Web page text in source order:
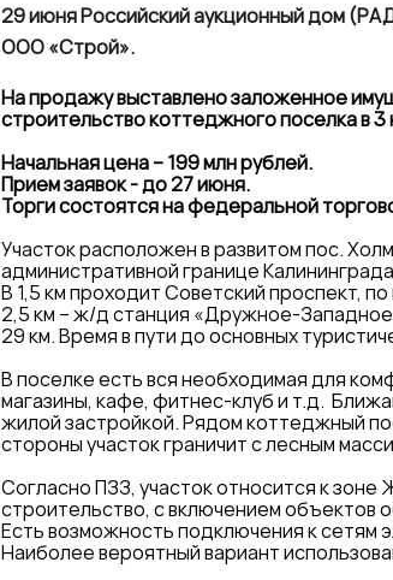
29 июня Российский аукционный дом
ООО «Строй».
На продажу выставлено заложенное
строительство коттеджного поселка в 3
Начальная цена – 199 млн рублей.
Прием заявок - до 27 июня.
Торги состоятся на федеральной
Участок расположен в развитом пос.
административной границе
В 1,5 км проходит Советский проспект,
2,5 км – ж/д станция «Дружное-
29 км. Время в пути до основных
В поселке есть вся необходимая для
магазины, кафе, фитнес-клуб и т.д.
жилой застройкой. Рядом коттеджный
стороны участок граничит с лесным
Согласно ПЗЗ, участок относится к
строительство, с включением объектов
Есть возможность подключения к сетям
Наиболее вероятный вариант